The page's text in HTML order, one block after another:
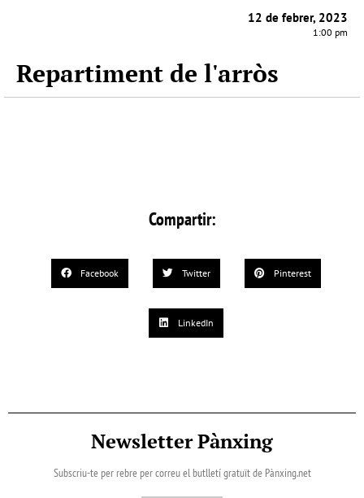
12 de febrer, 2023
1:00 pm
Repartiment de l'arròs
Compartir:
Facebook Twitter Pinterest
LinkedIn
Newsletter Pànxing
Subscriu-te per rebre per correu el butlletí gratuït de Pànxing.net​